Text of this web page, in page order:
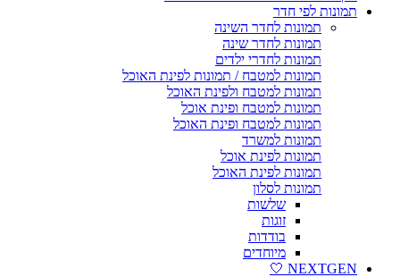
תמונות לפי חדר
תמונות לחדר השינה
תמונות לחדר שינה
תמונות לחדרי ילדים
תמונות למטבח / תמונות לפינת האוכל
תמונות למטבח ולפינת האוכל
תמונות למטבח ופינת אוכל
תמונות למטבח ופינת האוכל
תמונות למשרד
תמונות לפינת אוכל
תמונות לפינת האוכל
תמונות לסלון
שלשות
זוגות
בודדות
מיוחדים
NEXTGEN 🤍